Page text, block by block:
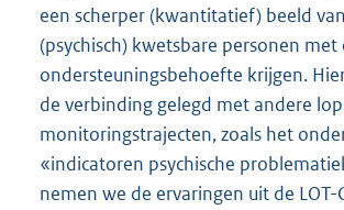
een scherper (kwantitatief) beeld
(psychisch) kwetsbare personen met
ondersteuningsbehoefte krijgen.
de verbinding gelegd met andere
monitoringstrajecten, zoals het
«indicatoren psychische
nemen we de ervaringen uit de